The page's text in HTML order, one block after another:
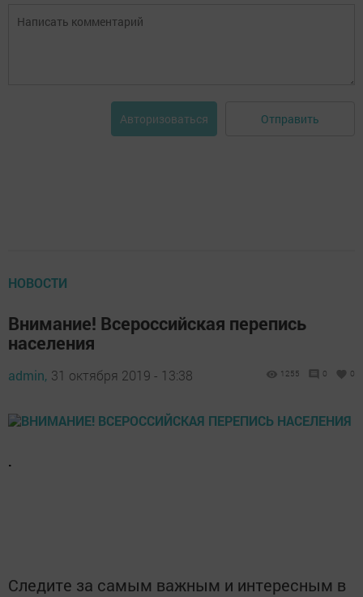
Авторизоваться Отправить
НОВОСТИ
Внимание! Всероссийская перепись
населения
admin, 31 октября 2019 - 13:38 1255 0 0
.
Следите за самым важным и интересным в